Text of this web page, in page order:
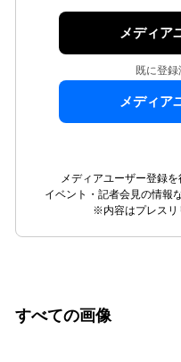
メディア
既に登録
メディア
メディアユーザー登録
イベント・記者会見の情報
※内容はプレスリ
すべての画像